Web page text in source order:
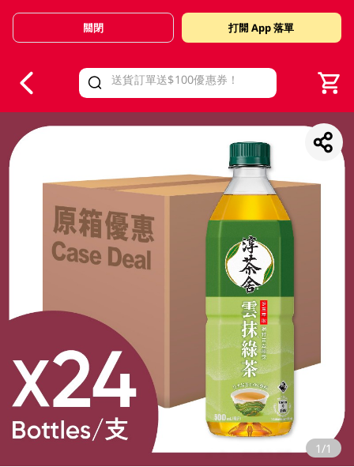
Valid Until 30 June 2026
關閉 打開 App 落單
1/1